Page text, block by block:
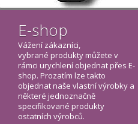
E-shop
Vážení zákazníci,
vybrané produkty můžete v
rámci urychlení objednat přes E-
shop. Prozatím lze takto
objednat naše vlastní výrobky a
některé jednoznačně
specifikované produkty
ostatních výrobců.